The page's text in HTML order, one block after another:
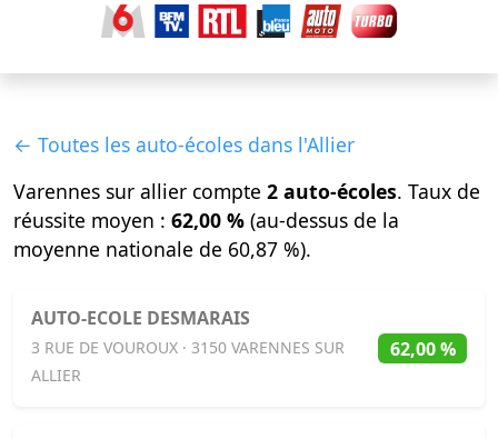
← Toutes les auto-écoles dans l'Allier
Varennes sur allier compte 2 auto-écoles. Taux de
réussite moyen : 62,00 % (au-dessus de la
moyenne nationale de 60,87 %).
AUTO-ECOLE DESMARAIS
3 RUE DE VOUROUX · 3150 VARENNES SUR
ALLIER
62,00 %